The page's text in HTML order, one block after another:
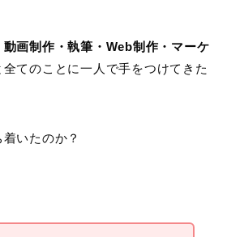
画制作・執筆・Web制作・マーケ
全てのことに一人で手をつけてきた
いたのか？